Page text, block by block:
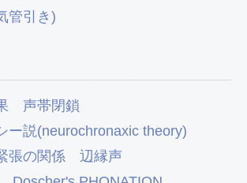
管引き)
声帯閉鎖
ー説(neurochronaxic theory)
張の関係
辺縁声